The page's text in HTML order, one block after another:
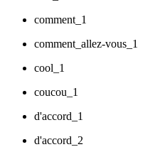
comment_1
comment_allez-vous_1
cool_1
coucou_1
d'accord_1
d'accord_2